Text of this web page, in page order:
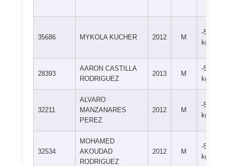
35686 MYKOLA KUCHER 2012 M
-55
kg
28393
AARON CASTILLA
RODRIGUEZ
2013 M
-55
kg
32211
ALVARO
MANZANARES
PEREZ
2012 M
-55
kg
32534
MOHAMED
AKOUDAD
RODRIGUEZ
2012 M
-55
kg